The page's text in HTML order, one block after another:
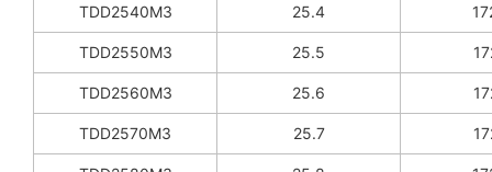
TDD2540M3 25.4
TDD2550M3 25.5
TDD2560M3 25.6
TDD2570M3 25.7